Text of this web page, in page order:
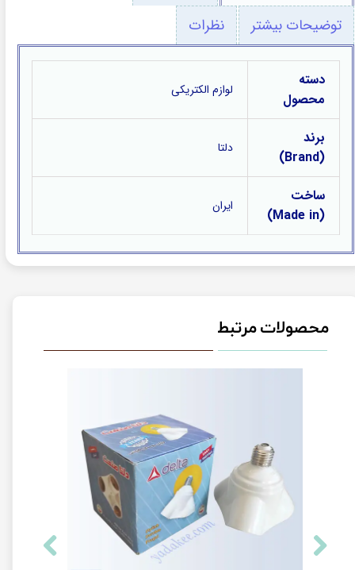
توضیحات بیشتر
نظرات
دسته
محصول
لوازم الکتریکی
برند
(Brand)
دلتا
ساخت
(Made in)
ایران
محصولات مرتبط